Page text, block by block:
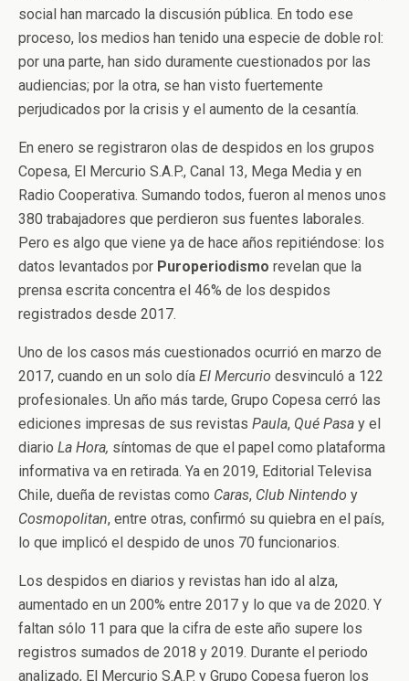
social han marcado la discusión pública. En todo ese
proceso, los medios han tenido una especie de doble rol:
por una parte, han sido duramente cuestionados por las
audiencias; por la otra, se han visto fuertemente
perjudicados por la crisis y el aumento de la cesantía.
En enero se registraron olas de despidos en los grupos
Copesa, El Mercurio S.A.P., Canal 13, Mega Media y en
Radio Cooperativa. Sumando todos, fueron al menos unos
380 trabajadores que perdieron sus fuentes laborales.
Pero es algo que viene ya de hace años repitiéndose: los
datos levantados por Puroperiodismo revelan que la
prensa escrita concentra el 46% de los despidos
registrados desde 2017.
Uno de los casos más cuestionados ocurrió en marzo de
2017, cuando en un solo día El Mercurio desvinculó a 122
profesionales. Un año más tarde, Grupo Copesa cerró las
ediciones impresas de sus revistas Paula, Qué Pasa y el
diario La Hora, síntomas de que el papel como plataforma
informativa va en retirada. Ya en 2019, Editorial Televisa
Chile, dueña de revistas como Caras, Club Nintendo y
Cosmopolitan, entre otras, confirmó su quiebra en el país,
lo que implicó el despido de unos 70 funcionarios.
Los despidos en diarios y revistas han ido al alza,
aumentado en un 200% entre 2017 y lo que va de 2020. Y
faltan sólo 11 para que la cifra de este año supere los
registros sumados de 2018 y 2019. Durante el periodo
analizado, El Mercurio S.A.P. y Grupo Copesa fueron los